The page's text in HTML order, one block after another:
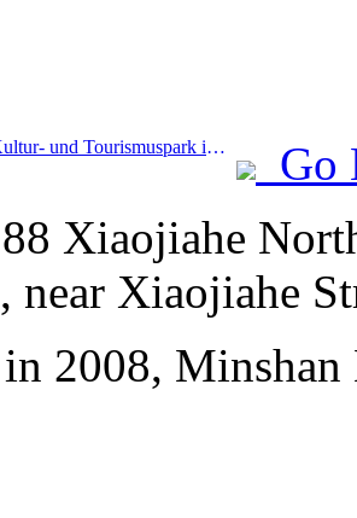
Prev:Der neue Kultur- und Tourismuspark im Pekinger Unterzentrum, der Pinnacle Park, wird dieses Jahr offiziell eröffnet.
Go
Xiaojiahe
near Xiaojiahe
2008, Minshan